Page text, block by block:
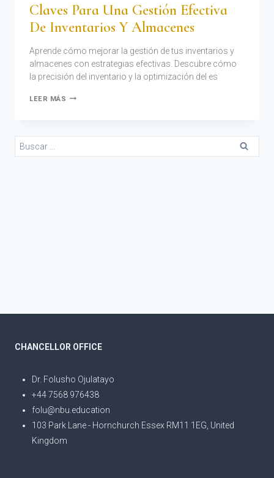
Claves Para Una Gestión Efectiva
De Inventarios Y Almacenes
Aprende cómo mejorar la gestión de tus inventarios y
almacenes con estrategias efectivas. Descubre cómo
la precisión del inventario y la optimización del es
LEER MÁS
CHANCELLOR OFFICE
Dr. Folusho Ojulatayo
+44 7568 976438
folu@nbu.education
103 Park Lane - Hornchurch Essex RM11 1EG, United
Kingdom